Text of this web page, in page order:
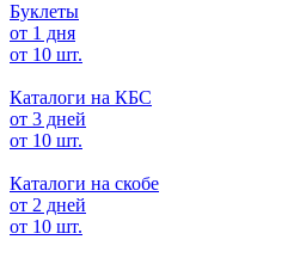
Буклеты
от 1 дня
от 10 шт.
Каталоги на КБС
от 3 дней
от 10 шт.
Каталоги на скобе
от 2 дней
от 10 шт.